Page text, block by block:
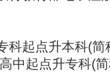
起点升本科(简
中起点升专科(